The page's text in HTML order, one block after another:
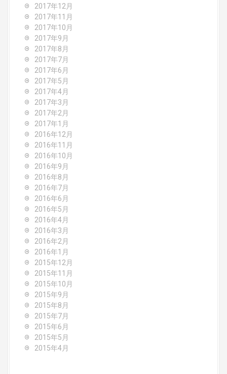
2017年12月
2017年11月
2017年10月
2017年9月
2017年8月
2017年7月
2017年6月
2017年5月
2017年4月
2017年3月
2017年2月
2017年1月
2016年12月
2016年11月
2016年10月
2016年9月
2016年8月
2016年7月
2016年6月
2016年5月
2016年4月
2016年3月
2016年2月
2016年1月
2015年12月
2015年11月
2015年10月
2015年9月
2015年8月
2015年7月
2015年6月
2015年5月
2015年4月